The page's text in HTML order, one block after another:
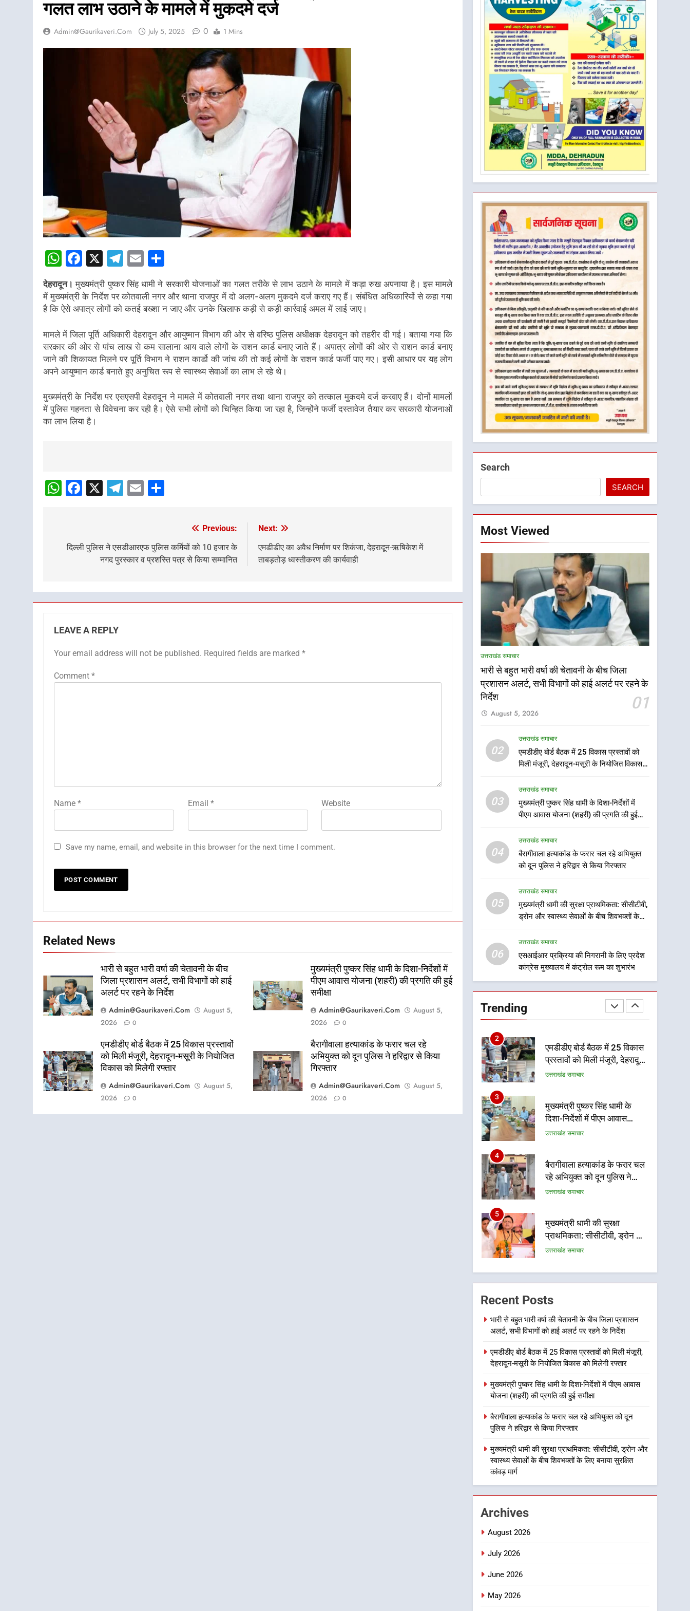
गलत लाभ उठाने के मामले में मुकदमे दर्ज
Admin@gaurikaveri.com July 5, 2025 0 1 Mins
WhatsApp
Facebook
X Telegram
Email
देहरादून। मुख्यमंत्री पुष्कर सिंह धामी ने सरकारी योजनाओं का गलत तरीके से लाभ उठाने के मामले में कड़ा रुख अपनाया है। इस मामले
में मुख्यमंत्री के निर्देश पर कोतवाली नगर और थाना राजपुर में दो अलग-अलग मुकदमे दर्ज कराए गए हैं। संबंधित अधिकारियों से कहा गया
है कि ऐसे अपात्र लोगों को कतई बख्शा न जाए और उनके खिलाफ कड़ी से कड़ी कार्रवाई अमल में लाई जाए।
मामले में जिला पूर्ति अधिकारी देहरादून और आयुष्मान विभाग की ओर से वरिष्ठ पुलिस अधीक्षक देहरादून को तहरीर दी गई। बताया गया कि
सरकार की ओर से पांच लाख से कम सालाना आय वाले लोगों के राशन कार्ड बनाए जाते हैं। अपात्र लोगों की ओर से राशन कार्ड बनाए
जाने की शिकायत मिलने पर पूर्ति विभाग ने राशन कार्डो की जांच की तो कई लोगों के राशन कार्ड फर्जी पाए गए। इसी आधार पर यह लोग
अपने आयुष्मान कार्ड बनाते हुए अनुचित रूप से स्वास्थ्य सेवाओं का लाभ ले रहे थे।
मुख्यमंत्री के निर्देश पर एसएसपी देहरादून ने मामले में कोतवाली नगर तथा थाना राजपुर को तत्काल मुकदमे दर्ज करवाए हैं। दोनों मामलों
में पुलिस गहनता से विवेचना कर रही है। ऐसे सभी लोगों को चिन्हित किया जा रहा है, जिन्होंने फर्जी दस्तावेज तैयार कर सरकारी योजनाओं
का लाभ लिया है।
Navigation
WhatsApp
Facebook
X Telegram
Email
navigation
Previous:
दिल्ली पुलिस ने एसडीआरएफ पुलिस कर्मियों को 10 हजार के
नगद पुरस्कार व प्रशस्ति पत्र से किया सम्मानित
Next:
एमडीडीए का अवैध निर्माण पर शिकंजा, देहरादून-ऋषिकेश में
ताबड़तोड़ ध्वस्तीकरण की कार्यवाही
LEAVE A REPLY
Your email address will not be published. Required fields are marked *
Comment *
Name * Email * Website
Save my name, email, and website in this browser for the next time I comment.
Related News
भारी से बहुत भारी वर्षा की चेतावनी के बीच
जिला प्रशासन अलर्ट, सभी विभागों को हाई
अलर्ट पर रहने के निर्देश
Admin@gaurikaveri.com
August 5,
2026
0
मुख्यमंत्री पुष्कर सिंह धामी के दिशा-निर्देशों में
पीएम आवास योजना (शहरी) की प्रगति की हुई
समीक्षा
Admin@gaurikaveri.com
August 5,
2026
0
एमडीडीए बोर्ड बैठक में 25 विकास प्रस्तावों
को मिली मंजूरी, देहरादून-मसूरी के नियोजित
विकास को मिलेगी रफ्तार
Admin@gaurikaveri.com
August 5,
2026
0
बैरागीवाला हत्याकांड के फरार चल रहे
अभियुक्त को दून पुलिस ने हरिद्वार से किया
गिरफ्तार
Admin@gaurikaveri.com
August 5,
2026
0
Search
SEARCH
Most Viewed
उत्तराखंड समाचार
भारी से बहुत भारी वर्षा की चेतावनी के बीच जिला
प्रशासन अलर्ट, सभी विभागों को हाई अलर्ट पर रहने के
निर्देश
01
August 5, 2026
02
उत्तराखंड समाचार
एमडीडीए बोर्ड बैठक में 25 विकास प्रस्तावों को
मिली मंजूरी, देहरादून-मसूरी के नियोजित विकास
03
उत्तराखंड समाचार
मुख्यमंत्री पुष्कर सिंह धामी के दिशा-निर्देशों में
पीएम आवास योजना (शहरी) की प्रगति की हुई
04
उत्तराखंड समाचार
बैरागीवाला हत्याकांड के फरार चल रहे अभियुक्त
को दून पुलिस ने हरिद्वार से किया गिरफ्तार
05
उत्तराखंड समाचार
मुख्यमंत्री धामी की सुरक्षा प्राथमिकता: सीसीटीवी,
ड्रोन और स्वास्थ्य सेवाओं के बीच शिवभक्तों के
06
उत्तराखंड समाचार
एसआईआर प्रक्रिया की निगरानी के लिए प्रदेश
कांग्रेस मुख्यालय में कंट्रोल रूम का शुभारंभ
Trending
5
मुख्यमंत्री धामी की सुरक्षा
प्राथमिकता: सीसीटीवी, ड्रोन और
के लिए बनाया सुरक्षित कांवड़ मार्ग
6
एसआईआर प्रक्रिया की निगरानी
कंट्रोल रूम का शुभारंभ
उत्तराखंड समाचार
7
सड़क सुरक्षा पर डीएम का सख्त
उत्तराखंड समाचार
मुख्यमंत्री से शिष्टाचार भेंट पर्यटन
और सांस्कृतिक गतिविधियों के
विस्तार पर हुई चर्चा
उत्तराखंड समाचार
1
भारी से बहुत भारी वर्षा की चेतावनी
के बीच जिला प्रशासन अलर्ट, सभी
विभागों को हाई अलर्ट पर रहने के
2
एमडीडीए बोर्ड बैठक में 25 विकास
प्रस्तावों को मिली मंजूरी, देहरादून-
मसूरी के नियोजित विकास को
उत्तराखंड समाचार
3
मुख्यमंत्री पुष्कर सिंह धामी के
दिशा-निर्देशों में पीएम आवास
योजना (शहरी) की प्रगति की हुई
उत्तराखंड समाचार
4
बैरागीवाला हत्याकांड के फरार चल
रहे अभियुक्त को दून पुलिस ने
हरिद्वार से किया गिरफ्तार
उत्तराखंड समाचार
5
मुख्यमंत्री धामी की सुरक्षा
प्राथमिकता: सीसीटीवी, ड्रोन और
स्वास्थ्य सेवाओं के बीच शिवभक्तों
उत्तराखंड समाचार
6
एसआईआर प्रक्रिया की निगरानी
के लिए प्रदेश कांग्रेस मुख्यालय में
कंट्रोल रूम का शुभारंभ
7
एक्शन, ब्लैक स्पॉट होंगे सुरक्षित, हर
माह होगी प्रगति समीक्षा
उत्तराखंड समाचार
8
महाराज की राजस्थान के
मुख्यमंत्री से शिष्टाचार भेंट पर्यटन
और सांस्कृतिक गतिविधियों के
उत्तराखंड समाचार
1
भारी से बहुत भारी वर्षा की चेतावनी
निर्देश
उत्तराखंड समाचार
Recent Posts
भारी से बहुत भारी वर्षा की चेतावनी के बीच जिला प्रशासन
अलर्ट, सभी विभागों को हाई अलर्ट पर रहने के निर्देश
एमडीडीए बोर्ड बैठक में 25 विकास प्रस्तावों को मिली मंजूरी,
देहरादून-मसूरी के नियोजित विकास को मिलेगी रफ्तार
मुख्यमंत्री पुष्कर सिंह धामी के दिशा-निर्देशों में पीएम आवास
योजना (शहरी) की प्रगति की हुई समीक्षा
बैरागीवाला हत्याकांड के फरार चल रहे अभियुक्त को दून
पुलिस ने हरिद्वार से किया गिरफ्तार
मुख्यमंत्री धामी की सुरक्षा प्राथमिकता: सीसीटीवी, ड्रोन और
स्वास्थ्य सेवाओं के बीच शिवभक्तों के लिए बनाया सुरक्षित
कांवड़ मार्ग
Archives
August 2026
July 2026
June 2026
May 2026